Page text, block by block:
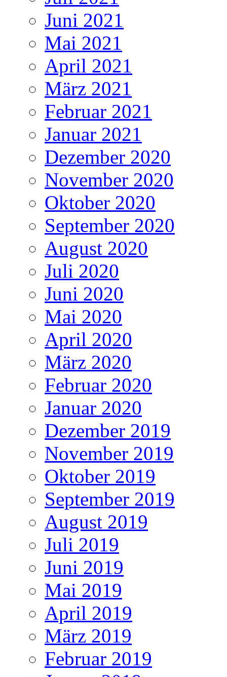
Juni 2021
Mai 2021
April 2021
März 2021
Februar 2021
Januar 2021
Dezember 2020
November 2020
Oktober 2020
September 2020
August 2020
Juli 2020
Juni 2020
Mai 2020
April 2020
März 2020
Februar 2020
Januar 2020
Dezember 2019
November 2019
Oktober 2019
September 2019
August 2019
Juli 2019
Juni 2019
Mai 2019
April 2019
März 2019
Februar 2019